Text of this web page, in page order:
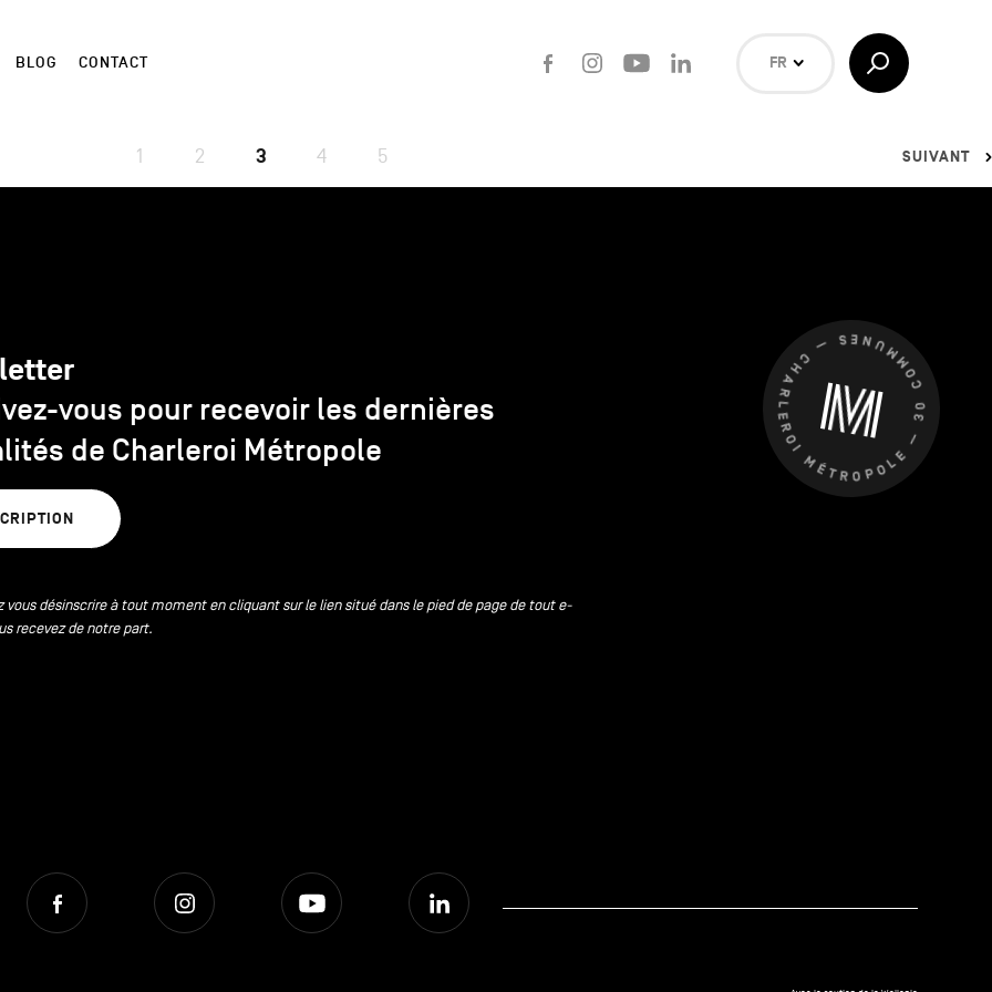
BLOG CONTACT
FacebookInstagramYoutube
FR
Afficher/Masquer
la
Recherche
1 2 3 4 5 SUIVANT
CHARLEROI MÉTROPOLE — 30 COMMUNES —
vous pour recevoir les dernières
de Charleroi Métropole
vous désinscrire à tout moment en cliquant sur le lien situé dans le pied de page de tout e-
recevez de notre part.
Facebook Instagram